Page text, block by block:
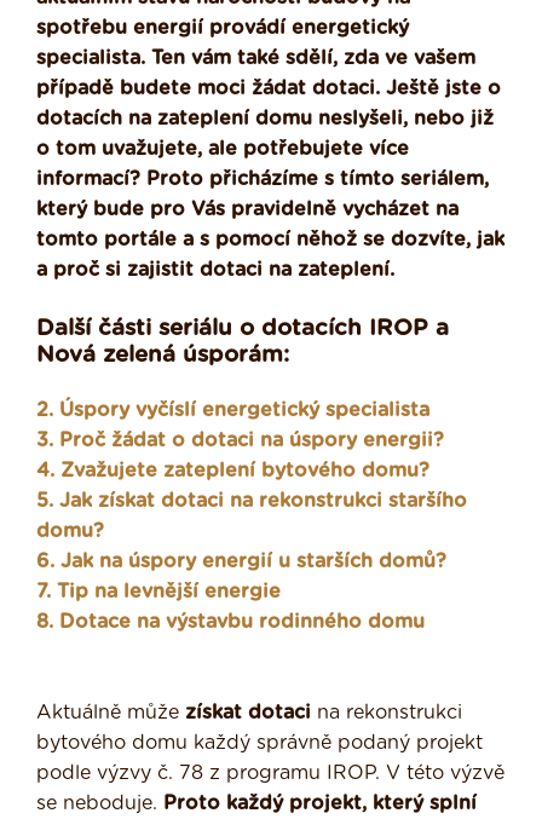
spotřebu energií provádí energetický
specialista. Ten vám také sdělí, zda ve vašem
případě budete moci žádat dotaci. Ještě jste o
dotacích na zateplení domu neslyšeli, nebo již
o tom uvažujete, ale potřebujete více
informací? Proto přicházíme s tímto seriálem,
který bude pro Vás pravidelně vycházet na
tomto portále a s pomocí něhož se dozvíte, jak
a proč si zajistit dotaci na zateplení.
Další části seriálu o dotacích IROP a
Nová zelená úsporám:
2. Úspory vyčíslí energetický specialista
3. Proč žádat o dotaci na úspory energii?
4. Zvažujete zateplení bytového domu?
5. Jak získat dotaci na rekonstrukci staršího
domu?
6. Jak na úspory energií u starších domů?
7. Tip na levnější energie
8. Dotace na výstavbu rodinného domu
Aktuálně může získat dotaci na rekonstrukci
bytového domu každý správně podaný projekt
podle výzvy č. 78 z programu IROP. V této výzvě
se neboduje. Proto každý projekt, který splní